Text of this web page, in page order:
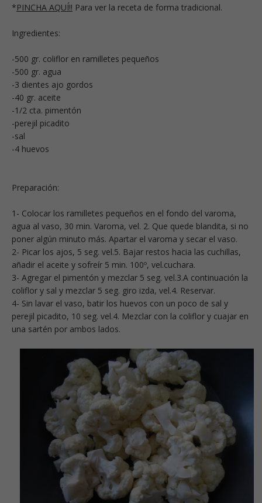
*PINCHA AQUÍ!! Para ver la receta de forma tradicional.
Ingredientes:
-500 gr. coliflor en ramilletes pequeños
-500 gr. agua
-3 dientes ajo gordos
-40 gr. aceite
-1/2 cta. pimentón
-perejil picadito
-sal
-4 huevos
Preparación:
1- Colocar los ramilletes pequeños en el fondo del varoma,
agua al vaso, 30 min. Varoma, vel. 2. Que quede blandita, si no
poner algún minuto más. Apartar el varoma y secar el vaso.
2- Picar los ajos, 5 seg. vel.5. Bajar restos hacia las cuchillas,
añadir el aceite y sofreír 5 min. 100º, vel.cuchara.
3- Agregar el pimentón y mezclar 5 seg. vel.3.A continuación la
coliflor y sal y mezclar 5 seg. giro izda, vel.4. Reservar.
4- Sin lavar el vaso, batir los huevos con un poco de sal y
perejil picadito, 10 seg. vel.4. Mezclar con la coliflor y cuajar en
una sartén por ambos lados.